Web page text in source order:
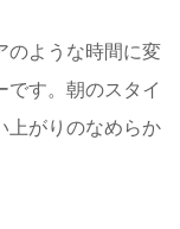
のような時間に変
す。朝のスタイ
上がりのなめらか